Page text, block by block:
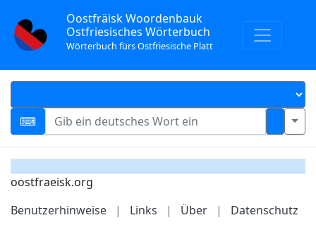
Oostfräisk Woordenbauk
Ostfriesisches Wörterbuch
Wörterbuch fürs Ostfriesische Platt
oostfraeisk.org
Benutzerhinweise
| Links | Über | Datenschutz